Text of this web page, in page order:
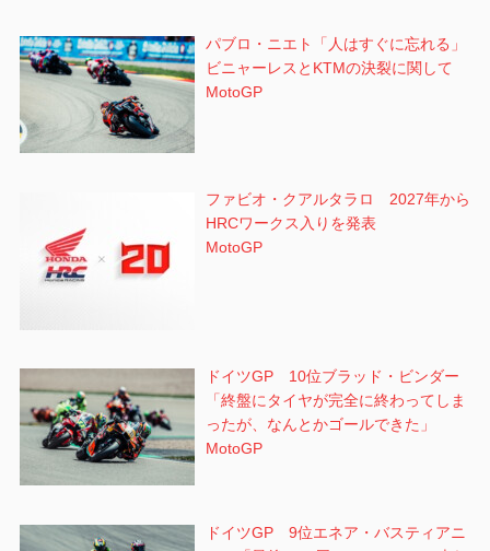
パブロ・ニエト「人はすぐに忘れる」
ビニャーレスとKTMの決裂に関して
MotoGP
ファビオ・クアルタラロ 2027年から
HRCワークス入りを発表
MotoGP
ドイツGP 10位ブラッド・ビンダー
「終盤にタイヤが完全に終わってしま
ったが、なんとかゴールできた」
MotoGP
ドイツGP 9位エネア・バスティアニ